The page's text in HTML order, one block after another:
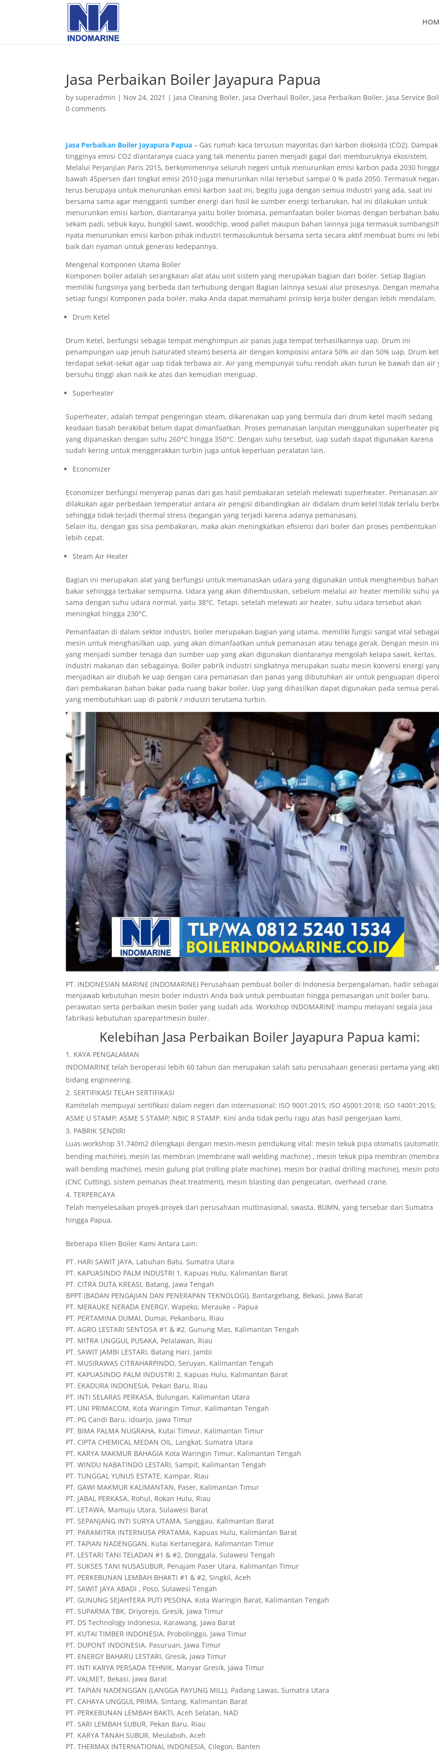
Jasa Perbaikan Boiler Jayapura Papua
bysuperadmin | Nov 24, 2021 | Jasa Cleaning Boiler, Jasa Overhaul Boiler, Jasa Perbaikan Boiler, Jasa Service
0 comments
Jasa Perbaikan Boiler Jayapura Papua– Gas rumah kaca tersusun mayoritas dari karbon dioksida (CO2).
tingginya emisi CO2 diantaranya cuaca yang tak menentu panen menjadi gagal dan memburuknya ekosistem,
Melalui Perjanjian Paris 2015, berkomimennya seluruh negeri untuk menurunkan emisi karbon pada 2030
bawah 45persen dari tingkat emisi 2010 juga menurunkan nilai tersebut sampai 0 % pada 2050. Termasuk
terus berupaya untuk menurunkan emisi karbon saat ini, begitu juga dengan semua Industri yang ada, saat ini
bersama sama agar mengganti sumber energi dari fosil ke sumber energi terbarukan, hal ini dilakukan untuk
menurunkan emisi karbon, diantaranya yaitu boiler biomasa, pemanfaatan boiler biomas dengan berbahan
sekam padi, sebuk kayu, bungkil sawit, woodchip, wood pallet maupun bahan lainnya juga termasuk
nyata menurunkan emisi karbon pihak industri termasukuntuk bersama serta secara aktif membuat bumi ini
baik dan nyaman untuk generasi kedepannya.
Mengenal Komponen Utama Boiler
Komponen boiler adalah serangkaian alat atau unit sistem yang merupakan bagian dari boiler. Setiap Bagian
memiliki fungsinya yang berbeda dan terhubung dengan Bagian lainnya sesuai alur prosesnya. Dengan
setiap fungsi Komponen pada boiler, maka Anda dapat memahami prinsip kerja boiler dengan lebih mendalam.
Drum Ketel
Drum Ketel, berfungsi sebagai tempat menghimpun air panas juga tempat terhasilkannya uap. Drum ini
penampungan uap jenuh (saturated steam) beserta air dengan komposisi antara 50% air dan 50% uap. Drum
terdapat sekat-sekat agar uap tidak terbawa air. Air yang mempunyai suhu rendah akan turun ke bawah dan air
bersuhu tinggi akan naik ke atas dan kemudian menguap.
Superheater
Superheater, adalah tempat pengeringan steam, dikarenakan uap yang bermula dari drum ketel masih sedang
keadaan basah berakibat belum dapat dimanfaatkan. Proses pemanasan lanjutan menggunakan superheater
yang dipanaskan dengan suhu 260°C hingga 350°C. Dengan suhu tersebut, uap sudah dapat digunakan karena
sudah kering untuk menggerakkan turbin juga untuk keperluan peralatan lain.
Economizer
Economizer berfungsi menyerap panas dari gas hasil pembakaran setelah melewati superheater. Pemanasan
dilakukan agar perbedaan temperatur antara air pengisi dibandingkan air didalam drum ketel tidak terlalu
sehingga tidak terjadi thermal stress (tegangan yang terjadi karena adanya pemanasan).
Selain itu, dengan gas sisa pembakaran, maka akan meningkatkan efisiensi dari boiler dan proses pembentukan
lebih cepat.
Steam Air Heater
Bagian ini merupakan alat yang berfungsi untuk memanaskan udara yang digunakan untuk menghembus bahan
bakar sehingga terbakar sempurna. Udara yang akan dihembuskan, sebelum melalui air heater memiliki suhu
sama dengan suhu udara normal, yaitu 38°C. Tetapi, setelah melewati air heater, suhu udara tersebut akan
meningkat hingga 230°C.
Pemanfaatan di dalam sektor industri, boiler merupakan bagian yang utama, memiliki fungsi sangat vital
mesin untuk menghasilkan uap, yang akan dimanfaatkan untuk pemanasan atau tenaga gerak. Dengan mesin
yang menjadi sumber tenaga dan sumber uap yang akan digunakan diantaranya mengolah kelapa sawit, kertas,
industri makanan dan sebagainya. Boiler pabrik industri singkatnya merupakan suatu mesin konversi energi
menjadikan air diubah ke uap dengan cara pemanasan dan panas yang dibutuhkan air untuk penguapan
dari pembakaran bahan bakar pada ruang bakar boiler. Uap yang dihasilkan dapat digunakan pada semua
yang membutuhkan uap di pabrik / industri terutama turbin.
PT. INDONESIAN MARINE (INDOMARINE) Perusahaan pembuat boiler di Indonesia berpengalaman, hadir sebagai
menjawab kebutuhan mesin boiler industri Anda baik untuk pembuatan hingga pemasangan unit boiler baru,
perawatan serta perbaikan mesin boiler yang sudah ada. Workshop INDOMARINE mampu melayani segala jasa
fabrikasi kebutuhan sparepartmesin boiler.
Kelebihan Jasa Perbaikan Boiler Jayapura Papua kami:
KAYA PENGALAMAN
INDOMARINE telah beroperasi lebih 60 tahun dan merupakan salah satu perusahaan generasi pertama yang
bidang engineering.
SERTIFIKASI TELAH SERTIFIKASI
Kamitelah mempuyai sertifikasi dalam negeri dan internasional: ISO 9001:2015; ISO 45001:2018; ISO 14001:2015;
ASME U STAMP; ASME S STAMP; NBIC R STAMP. Kini anda tidak perlu ragu atas hasil pengerjaan kami.
PABRIK SENDIRI
Luas workshop 31.740m2 dilengkapi dengan mesin-mesin pendukung vital: mesin tekuk pipa otomatis (automatic
bending machine), mesin las membran (membrane wall welding machine) , mesin tekuk pipa membran
wall bending machine), mesin gulung plat (rolling plate machine), mesin bor (radial drilling machine), mesin
(CNC Cutting), sistem pemanas (heat treatment), mesin blasting dan pengecatan, overhead crane.
TERPERCAYA
Telah menyelesaikan proyek-proyek dari perusahaan multinasional, swasta, BUMN, yang tersebar dari Sumatra
hingga Papua.
Beberapa Klien Boiler Kami Antara Lain:
PT. HARI SAWIT JAYA, Labuhan Batu, Sumatra Utara
PT. KAPUASINDO PALM INDUSTRI 1, Kapuas Hulu, Kalimantan Barat
PT. CITRA DUTA KREASI, Batang, Jawa Tengah
BPPT (BADAN PENGAJIAN DAN PENERAPAN TEKNOLOGI), Bantargebang, Bekasi, Jawa Barat
PT. MERAUKE NERADA ENERGY, Wapeko, Merauke – Papua
PT. PERTAMINA DUMAI, Dumai, Pekanbaru, Riau
PT. AGRO LESTARI SENTOSA #1 & #2, Gunung Mas, Kalimantan Tengah
PT. MITRA UNGGUL PUSAKA, Pelalawan, Riau
PT. SAWIT JAMBI LESTARI, Batang Hari, Jambi
PT. MUSIRAWAS CITRAHARPINDO, Seruyan, Kalimantan Tengah
PT. KAPUASINDO PALM INDUSTRI 2, Kapuas Hulu, Kalimantan Barat
PT. EKADURA INDONESIA, Pekan Baru, Riau
PT. INTI SELARAS PERKASA, Bulungan, Kalimantan Utara
PT. UNI PRIMACOM, Kota Waringin Timur, Kalimantan Tengah
PT. PG Candi Baru, idoarjo, Jawa Timur
PT. BIMA PALMA NUGRAHA, Kutai Timvur, Kalimantan Timur
PT. CIPTA CHEMICAL MEDAN OIL, Langkat, Sumatra Utara
PT. KARYA MAKMUR BAHAGIA Kota Waringin Timur, Kalimantan Tengah
PT. WINDU NABATINDO LESTARI, Sampit, Kalimantan Tengah
PT. TUNGGAL YUNUS ESTATE, Kampar, Riau
PT. GAWI MAKMUR KALIMANTAN, Paser, Kalimantan Timur
PT. JABAL PERKASA, Rohul, Rokan Hulu, Riau
PT. LETAWA, Mamuju Utara, Sulawesi Barat
PT. SEPANJANG INTI SURYA UTAMA, Sanggau, Kalimantan Barat
PT. PARAMITRA INTERNUSA PRATAMA, Kapuas Hulu, Kalimantan Barat
PT. TAPIAN NADENGGAN, Kutai Kertanegara, Kalimantan Timur
PT. LESTARI TANI TELADAN #1 & #2, Donggala, Sulawesi Tengah
PT. SUKSES TANI NUSASUBUR, Penajam Paser Utara, Kalimantan Timur
PT. PERKEBUNAN LEMBAH BHAKTI #1 & #2, Singkil, Aceh
PT. SAWIT JAYA ABADI , Poso, Sulawesi Tengah
PT. GUNUNG SEJAHTERA PUTI PESONA, Kota Waringin Barat, Kalimantan Tengah
PT. SUPARMA TBK, Driyorejo, Gresik, Jawa Timur
PT. DS Technology Indonesia, Karawang, Jawa Barat
PT. KUTAI TIMBER INDONESIA, Probolinggo, Jawa Timur
PT. DUPONT INDONESIA, Pasuruan, Jawa Timur
PT. ENERGY BAHARU LESTARI, Gresik, Jawa Timur
PT. INTI KARYA PERSADA TEHNIK, Manyar Gresik, Jawa Timur
PT. VALMET, Bekasi, Jawa Barat
PT. TAPIAN NADENGGAN (LANGGA PAYUNG MILL), Padang Lawas, Sumatra Utara
PT. CAHAYA UNGGUL PRIMA, Sintang, Kalimantan Barat
PT. PERKEBUNAN LEMBAH BAKTI, Aceh Selatan, NAD
PT. SARI LEMBAH SUBUR, Pekan Baru, Riau
PT. KARYA TANAH SUBUR, Meulaboh, Aceh
PT. THERMAX INTERNATIONAL INDONESIA, Cilegon, Banten